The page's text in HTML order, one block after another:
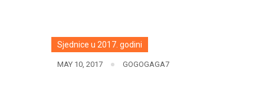
Sjednice u 2017. godini
MAY 10, 2017 GOGOGAGA7